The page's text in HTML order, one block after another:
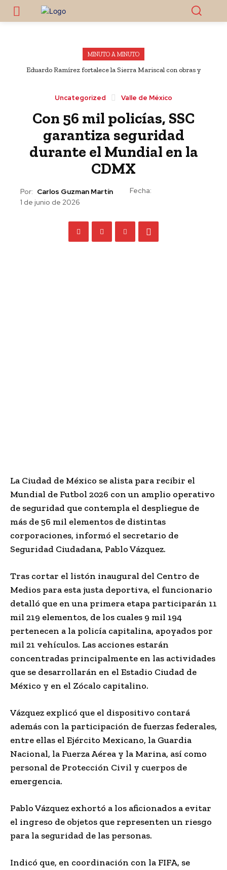
MINUTO A MINUTO
Eduardo Ramírez fortalece la Sierra Mariscal con obras y
Uncategorized Valle de México
Con 56 mil policías, SSC
garantiza seguridad
durante el Mundial en la
CDMX
Por: Carlos Guzman Martín
Fecha:
1 de junio de 2026
La Ciudad de México se alista para recibir el
Mundial de Futbol 2026 con un amplio operativo
de seguridad que contempla el despliegue de
más de 56 mil elementos de distintas
corporaciones, informó el secretario de
Seguridad Ciudadana, Pablo Vázquez.
Tras cortar el listón inaugural del Centro de
Medios para esta justa deportiva, el funcionario
detalló que en una primera etapa participarán 11
mil 219 elementos, de los cuales 9 mil 194
pertenecen a la policía capitalina, apoyados por
mil 21 vehículos. Las acciones estarán
concentradas principalmente en las actividades
que se desarrollarán en el Estadio Ciudad de
México y en el Zócalo capitalino.
Vázquez explicó que el dispositivo contará
además con la participación de fuerzas federales,
entre ellas el Ejército Mexicano, la Guardia
Nacional, la Fuerza Aérea y la Marina, así como
personal de Protección Civil y cuerpos de
emergencia.
Pablo Vázquez exhortó a los aficionados a evitar
el ingreso de objetos que representen un riesgo
para la seguridad de las personas.
Indicó que, en coordinación con la FIFA, se